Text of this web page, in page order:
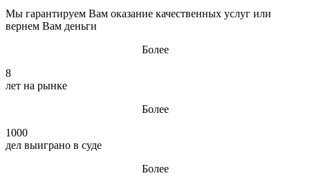
Мы гарантируем Вам оказание качественных услуг или
вернем Вам деньги
Более
8
лет на рынке
Более
1000
дел выиграно в суде
Более